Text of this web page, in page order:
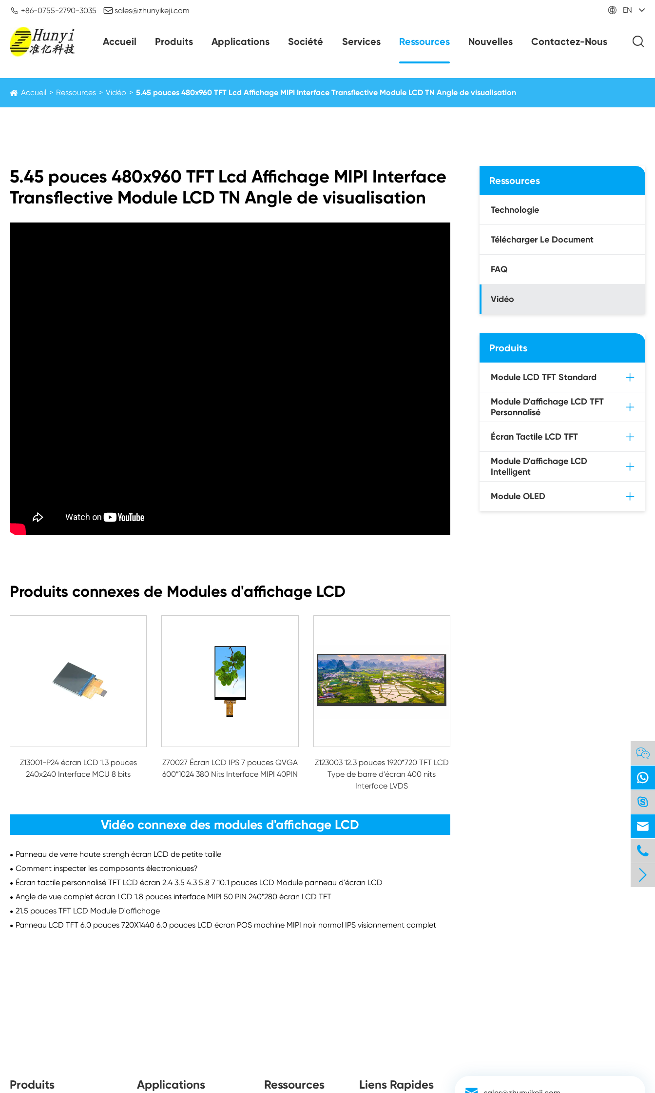
 +86-0755-2790-3035 sales@zhunyikeji.com  EN
Accueil Produits Applications Société Services Ressources Nouvelles Contactez-Nous
Accueil Ressources Vidéo 5.45 pouces 480x960 TFT Lcd Affichage MIPI Interface Transflective Module LCD TN Angle de visualisation
5.45 pouces 480x960 TFT Lcd Affichage MIPI Interface
Transflective Module LCD TN Angle de visualisation
Produits connexes de Modules d'affichage LCD
Z13001-P24 écran LCD 1.3 pouces
240x240 Interface MCU 8 bits
Z70027 Écran LCD IPS 7 pouces QVGA
600*1024 380 Nits Interface MIPI 40PIN
Z123003 12.3 pouces 1920*720 TFT LCD
Type de barre d'écran 400 nits
Interface LVDS
Vidéo connexe des modules d'affichage LCD
Panneau de verre haute strengh écran LCD de petite taille
Comment inspecter les composants électroniques?
Écran tactile personnalisé TFT LCD écran 2.4 3.5 4.3 5.8 7 10.1 pouces LCD Module panneau d'écran LCD
Angle de vue complet écran LCD 1.8 pouces interface MIPI 50 PIN 240*280 écran LCD TFT
21.5 pouces TFT LCD Module D'affichage
Panneau LCD TFT 6.0 pouces 720X1440 6.0 pouces LCD écran POS machine MIPI noir normal IPS visionnement complet
Ressources
Technologie
Télécharger Le Document
FAQ
Vidéo
Produits
Module LCD TFT Standard
Module D'affichage LCD TFT
Personnalisé
Écran Tactile LCD TFT
Module D'affichage LCD
Intelligent
Module OLED
Produits Applications Ressources Liens Rapides





